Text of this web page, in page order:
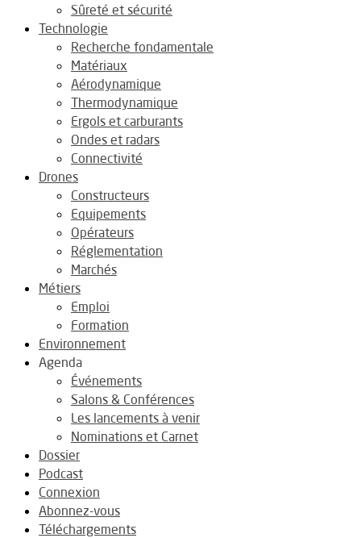
Sûreté et sécurité
Technologie
Recherche fondamentale
Matériaux
Aérodynamique
Thermodynamique
Ergols et carburants
Ondes et radars
Connectivité
Drones
Constructeurs
Equipements
Opérateurs
Réglementation
Marchés
Métiers
Emploi
Formation
Environnement
Agenda
Événements
Salons & Conférences
Les lancements à venir
Nominations et Carnet
Dossier
Podcast
Connexion
Abonnez-vous
Téléchargements